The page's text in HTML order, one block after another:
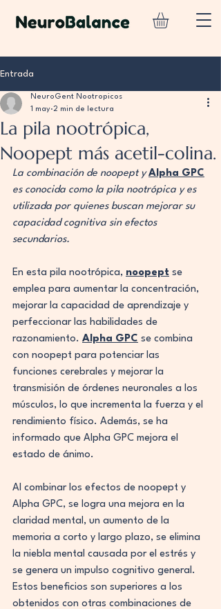
Entrada
La pila nootrópica,
Noopept más acetil-colina.
NeuroGent Nootropicos
1 may 2 min de lectura
La combinación de noopept y Alpha GPC
es conocida como la pila nootrópica y es
utilizada por quienes buscan mejorar su
capacidad cognitiva sin efectos
secundarios.
En esta pila nootrópica, noopept se
emplea para aumentar la concentración,
mejorar la capacidad de aprendizaje y
perfeccionar las habilidades de
razonamiento. Alpha GPC se combina
con noopept para potenciar las
funciones cerebrales y mejorar la
transmisión de órdenes neuronales a los
músculos, lo que incrementa la fuerza y el
rendimiento físico. Además, se ha
informado que Alpha GPC mejora el
estado de ánimo.
Al combinar los efectos de noopept y
Alpha GPC, se logra una mejora en la
claridad mental, un aumento de la
memoria a corto y largo plazo, se elimina
la niebla mental causada por el estrés y
se genera un impulso cognitivo general.
Estos beneficios son superiores a los
obtenidos con otras combinaciones de